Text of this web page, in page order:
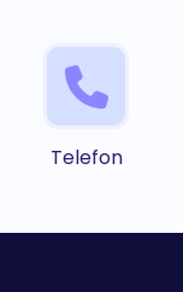
Telefon